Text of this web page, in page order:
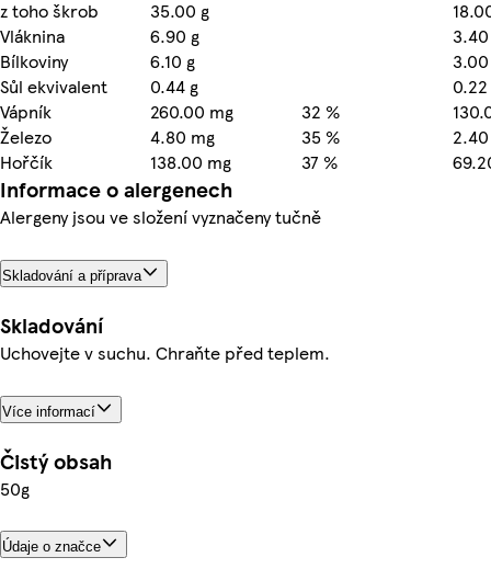
z toho škrob 35.00 g
Vláknina
6.90 g
Bílkoviny
6.10 g
Sůl ekvivalent
0.44 g
Vápník
260.00 mg 32 %
Železo
4.80 mg 35 %
Hořčík
138.00 mg 37 %
Informace o alergenech
Alergeny jsou ve složení vyznačeny tučně
Skladování a příprava
Skladování
Uchovejte v suchu. Chraňte před teplem.
Více informací
Čistý obsah
50g
Údaje o značce